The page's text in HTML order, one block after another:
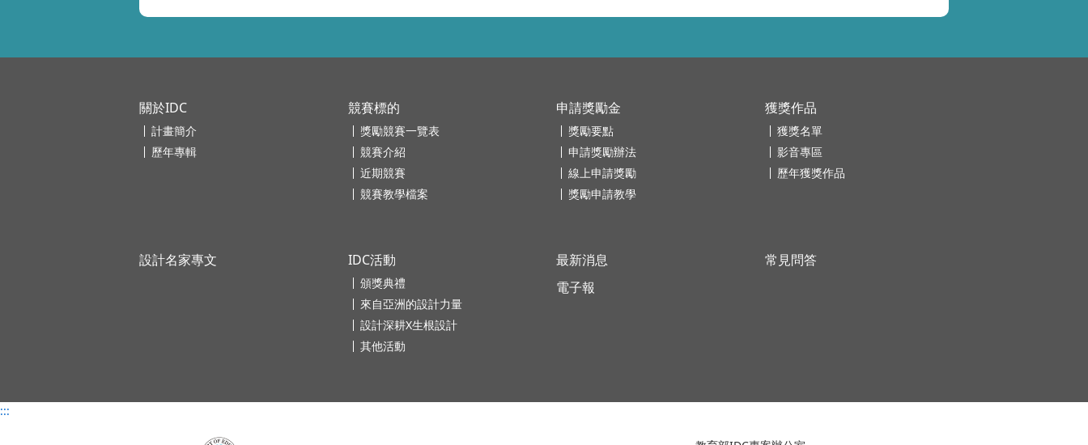
關於IDC
計畫簡介
歷年專輯
競賽標的
獎勵競賽一覽表
競賽介紹
近期競賽
競賽教學檔案
申請獎勵金
獎勵要點
申請獎勵辦法
線上申請獎勵
獎勵申請教學
獲獎作品
獲獎名單
影音專區
歷年獲獎作品
設計名家專文 IDC活動
頒獎典禮
來自亞洲的設計力量
設計深耕X生根設計
其他活動
最新消息
電子報
常見問答
:::